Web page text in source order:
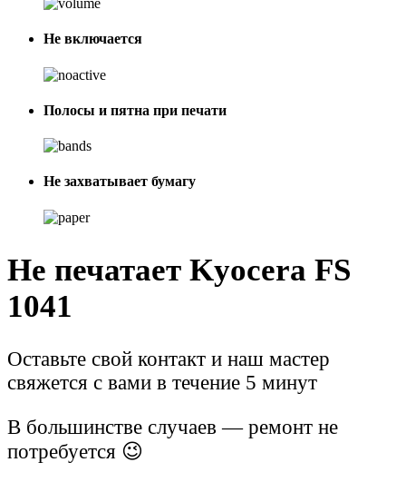
Не включается
Полосы и пятна при печати
Не захватывает бумагу
Не печатает Kyocera FS
1041
Оставьте свой контакт и наш мастер
свяжется с вами в течение 5 минут
В большинстве случаев — ремонт не
потребуется 😉